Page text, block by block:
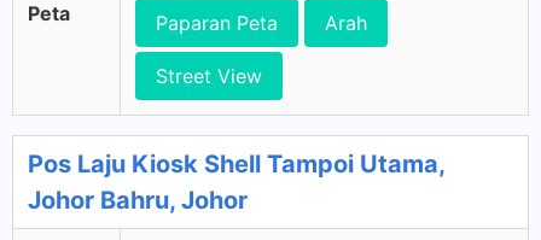
Peta Paparan Peta Arah
Street View
Pos Laju Kiosk Shell Tampoi Utama,
Johor Bahru, Johor